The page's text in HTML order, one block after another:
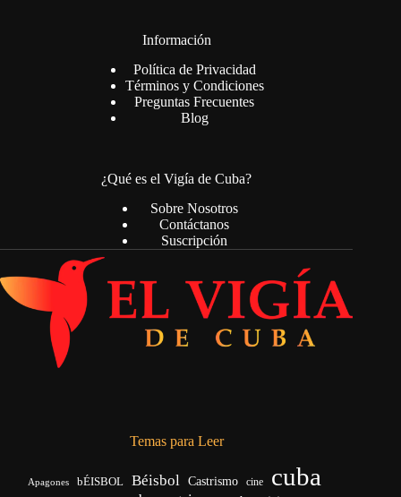
Información
Política de Privacidad
Términos y Condiciones
Preguntas Frecuentes
Blog
¿Qué es el Vigía de Cuba?
Sobre Nosotros
Contáctanos
Suscripción
Temas para Leer
Apagones bÉISBOL Béisbol Castrismo cine cuba